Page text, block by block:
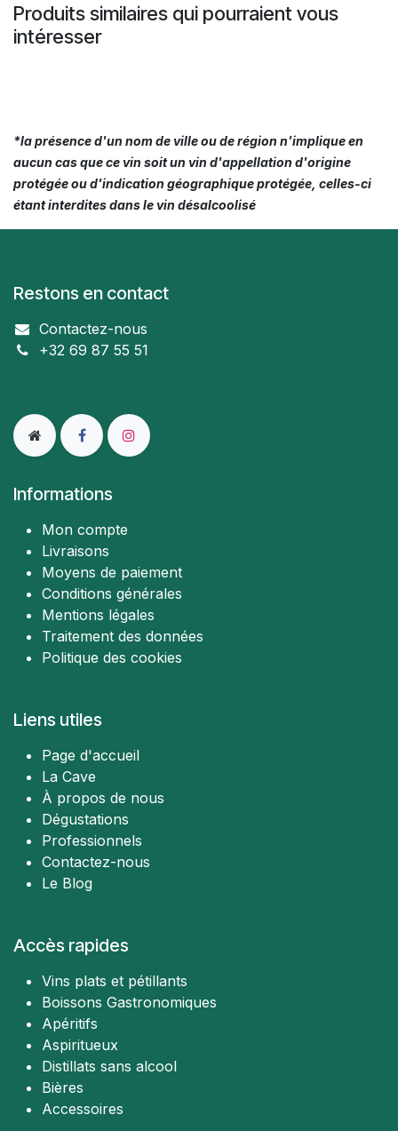
Produits similaires qui pourraient vous
intéresser
*la présence d'un nom de ville ou de région n'implique en
aucun cas que ce vin soit un vin d'appellation d'origine
protégée ou d'indication géographique protégée, celles-ci
étant interdites dans le vin désalcoolisé
Restons en contact
Contactez-nous
+32 69 87 55 51
Informations
Mon compte
Livraisons
Moyens de paiement
Conditions générales
Mentions légales
Traitement des données
Politique des cookies
Liens utiles
Page d'accueil
La Cave
À propos de nous
Dégustations
Professionnels
Contactez-nous
Le Blog
Accès rapides
Vins plats et pétillants
Boissons Gastronomiques
Apéritifs
Aspiritueux
Distillats sans alcool
Bières
Accessoires